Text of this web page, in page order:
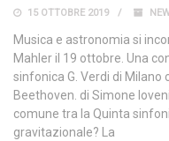
15 OTTOBRE 2019
Musica e astronomia si
Mahler il 19 ottobre. Una
sinfonica G. Verdi di Milano
Beethoven. di Simone
comune tra la Quinta
gravitazionale? La